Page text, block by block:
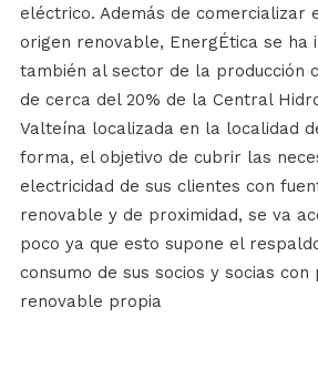
eléctrico. Además de comercializar
origen renovable, EnergÉtica se ha
también al sector de la producción
de cerca del 20% de la Central
Valteína localizada en la localidad
forma, el objetivo de cubrir las
electricidad de sus clientes con
renovable y de proximidad, se va
poco ya que esto supone el
consumo de sus socios y socias con
renovable propia